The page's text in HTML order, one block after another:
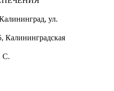
ул.
Калининградская
С.